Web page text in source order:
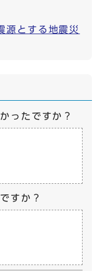
源とする地震災
ったですか？
すか？